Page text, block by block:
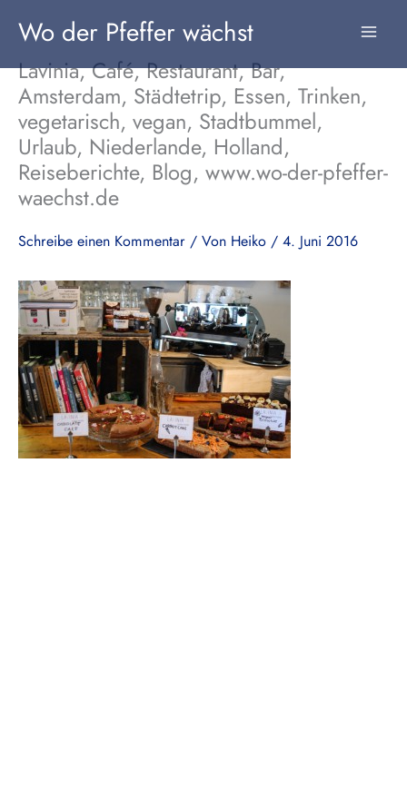
InhaltWo der Pfeffer wächst
Lavinia, Café, Restaurant, Bar,
Amsterdam, Städtetrip, Essen, Trinken,
vegetarisch, vegan, Stadtbummel,
Urlaub, Niederlande, Holland,
Reiseberichte, Blog, www.wo-der-pfeffer-
waechst.de
Schreibe einen Kommentar / Von Heiko / 4. Juni 2016